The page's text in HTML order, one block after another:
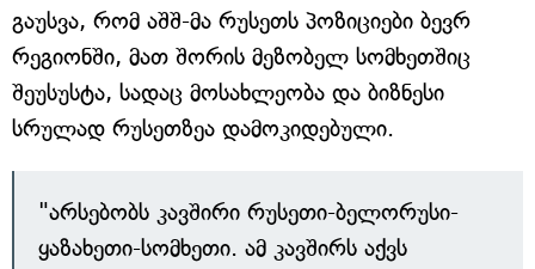
გაუსვა, რომ აშშ-მა რუსეთს პოზიციები ბევრ
რეგიონში, მათ შორის მეზობელ სომხეთშიც
შეუსუსტა, სადაც მოსახლეობა და ბიზნესი
სრულად რუსეთზეა დამოკიდებული.
"არსებობს კავშირი რუსეთი-ბელორუსი-
ყაზახეთი-სომხეთი. ამ კავშირს აქვს